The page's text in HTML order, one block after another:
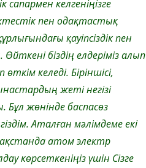
келгеніңізге
пен одақтастық
қауіпсіздік пен
біздің елдеріміз алып
келеді. Біріншісі,
жеті негізі
жөнінде баспасөз
Аталған мәлімдеме екі
атом электр
көрсеткеніңіз үшін Сізге